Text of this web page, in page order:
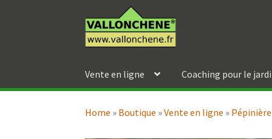
à
la
au
contenu
Vente en ligne Coaching pour le
Home » Boutique »Vente en ligne » Pépinière